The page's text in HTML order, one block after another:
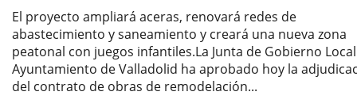
El proyecto ampliará aceras, renovará redes de
abastecimiento y saneamiento y creará una nueva zona
peatonal con juegos infantiles.La Junta de Gobierno
Ayuntamiento de Valladolid ha aprobado hoy la
del contrato de obras de remodelación...